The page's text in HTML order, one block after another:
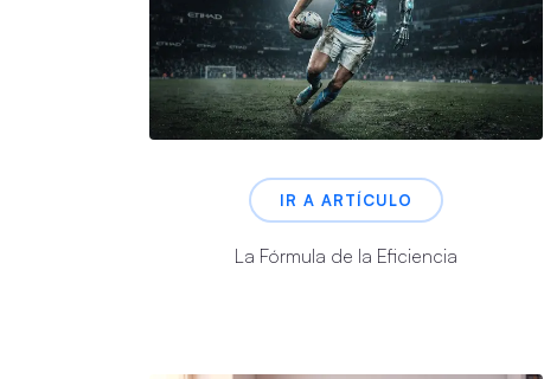
IR A ARTÍCULO
La Fórmula de la Eficiencia